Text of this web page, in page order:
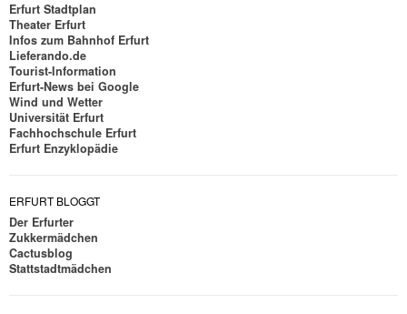
Erfurt Stadtplan
Theater Erfurt
Infos zum Bahnhof Erfurt
Lieferando.de
Tourist-Information
Erfurt-News bei Google
Wind und Wetter
Universität Erfurt
Fachhochschule Erfurt
Erfurt Enzyklopädie
ERFURT BLOGGT
Der Erfurter
Zukkermädchen
Cactusblog
Stattstadtmädchen